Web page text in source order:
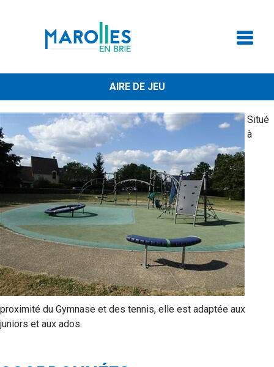
AIRE DE JEU
Situé
à
proximité du Gymnase et des tennis, elle est adaptée aux
juniors et aux ados.